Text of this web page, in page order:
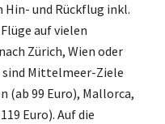
Hin- und Rückflug inkl.
auf vielen
Zürich, Wien oder
sind Mittelmeer-Ziele
(ab 99 Euro), Mallorca,
Euro). Auf die